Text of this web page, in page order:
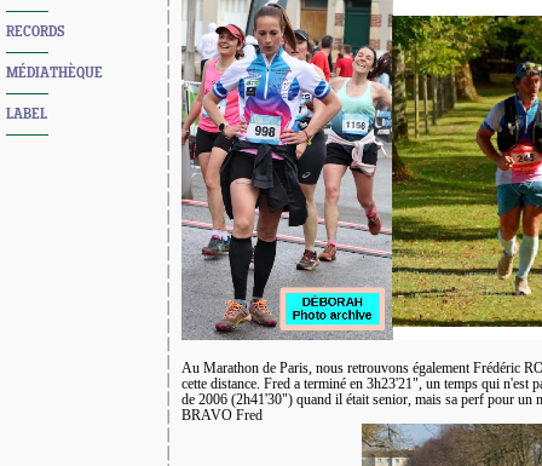
RECORDS
MÉDIATHÈQUE
LABEL
Au Marathon de Paris, nous retrouvons également Frédéric
cette distance. Fred a terminé en 3h23'21", un temps qui n'est
de 2006 (2h41'30") quand il était senior, mais sa perf pour un
BRAVO Fred